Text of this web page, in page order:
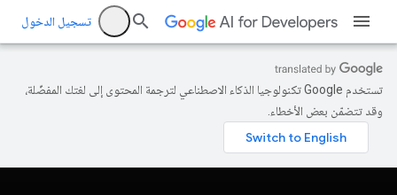
تسجيل الدخول
تستخدم Google تكنولوجيا الذكاء الاصطناعي لترجمة المحتوى إلى لغتك المفضّلة،
وقد تتضمّن بعض الأخطاء.